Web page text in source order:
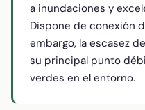
a inundaciones y
Dispone de conexión
embargo, la escasez
su principal punto
verdes en el entorno.